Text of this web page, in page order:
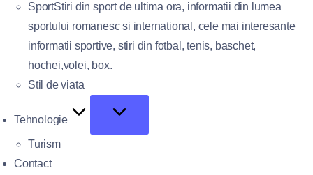
SportStiri din sport de ultima ora, informatii din lumea
sportului romanesc si international, cele mai interesante
informatii sportive, stiri din fotbal, tenis, baschet,
hochei,volei, box.
Stil de viata
Tehnologie
Turism
Contact